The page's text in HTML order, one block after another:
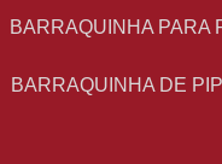
BARRAQUINHA
BARRAQUINHA DE